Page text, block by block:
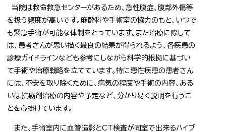
当院は救命救急センターがあるため、急性腹症、腹部外傷等
を扱う頻度が高いです。麻酔科や手術室の協力のもと、いつで
も緊急手術が可能な体制をとっています。また治療に際して
は、患者さんが思い描く最良の結果が得られるよう、各疾患の
診療ガイドラインなども参考にしながら科学的根拠に基づい
て手術や治療戦略を立てています。特に悪性疾患の患者さん
には、不安を取り除くために、病気の程度や手術の内容、ある
いは抗癌剤治療の内容や予定など、分かり易く説明を行うこ
とを心掛けています。
また、手術室内に血管造影とCT検査が同室で出来るハイブ